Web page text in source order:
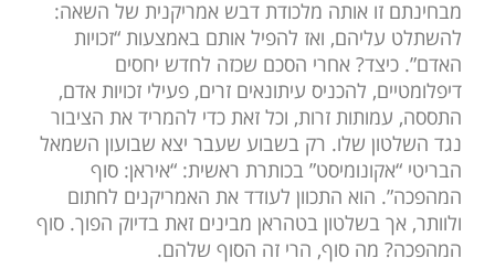
מבחינתם זו אותה מלכודת דבש אמריקנית של השאה:
להשתלט עליהם, ואז להפיל אותם באמצעות “זכויות
האדם”. כיצד? אחרי הסכם שכזה לחדש יחסים
דיפלומטיים, להכניס עיתונאים זרים, פעילי זכויות אדם,
התססה, עמותות זרות, וכל זאת כדי להמריד את הציבור
נגד השלטון שלו. רק בשבוע שעבר יצא שבועון השמאל
הבריטי “אקונומיסט” בכותרת ראשית: “איראן: סוף
המהפכה”. הוא התכוון לעודד את האמריקנים לחתום
ולוותר, אך בשלטון בטהראן מבינים זאת בדיוק הפוך. סוף
המהפכה? מה סוף, הרי זה הסוף שלהם.